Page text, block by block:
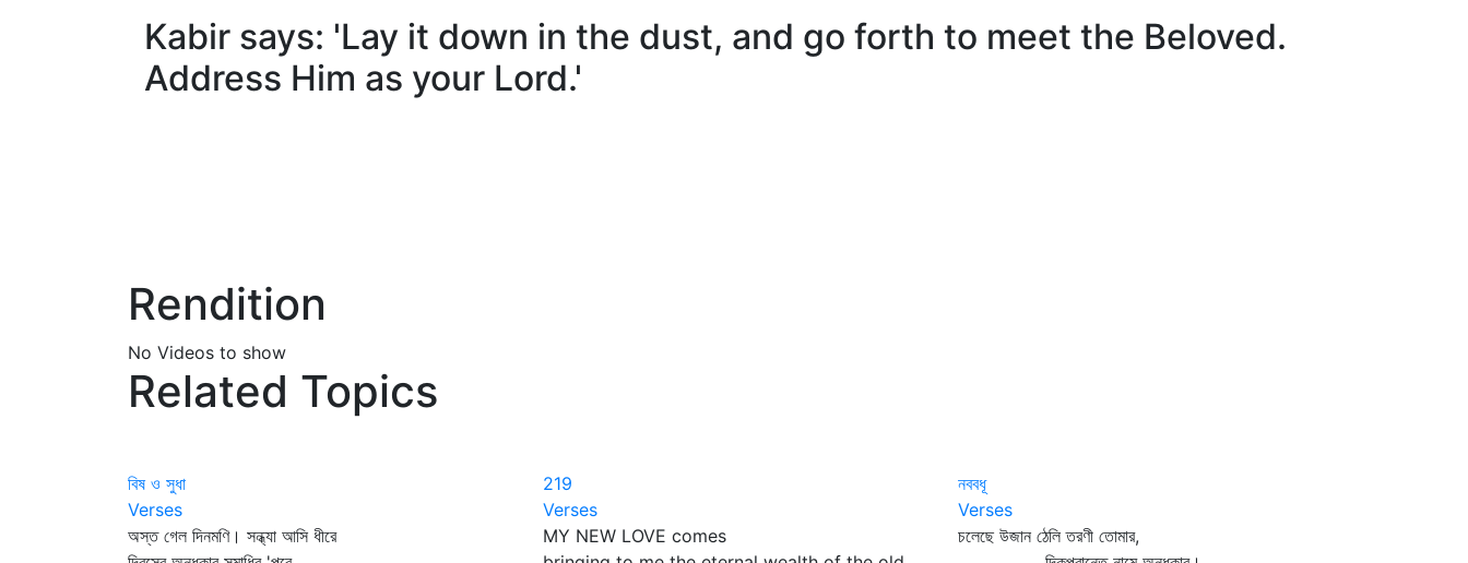
Kabir says: 'Lay it down in the dust, and go forth to meet the Beloved.
Address Him as your Lord.'
Rendition
No Videos to show
Related Topics
বিষ ও সুধা
Verses
অস্ত গেল দিনমণি। সন্ধ্যা আসি ধীরে
219
Verses
MY NEW LOVE comes
নববধূ
Verses
চলেছে উজান ঠেলি তরণী তোমার,